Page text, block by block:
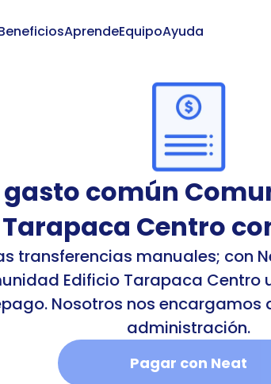
AprendeEquipoAyuda
gasto común
Tarapaca Centro
transferencias manuales; con
Edificio Tarapaca
Nosotros nos encargamos
administración.
Pagar con Neat